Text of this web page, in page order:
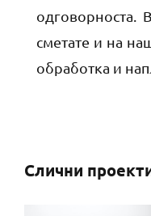
одговорноста.
сметате и на
обработка и
Слични